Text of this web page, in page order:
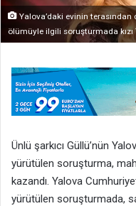
Yalova’daki evinin terasından
ölümüyle ilgili soruşturmada
Ünlü şarkıcı Güllü’nün
yürütülen soruşturma,
kazandı. Yalova
yürütülen soruşturmada,